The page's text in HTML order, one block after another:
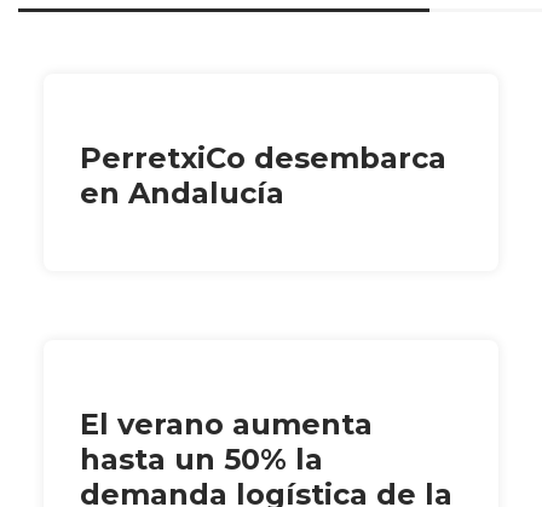
PerretxiCo desembarca
en Andalucía
El verano aumenta
hasta un 50% la
demanda logística de la